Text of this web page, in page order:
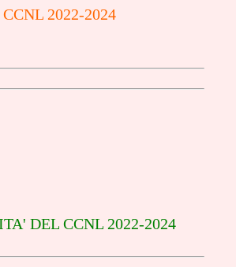
CCNL 2022-2024
DEL CCNL 2022-2024